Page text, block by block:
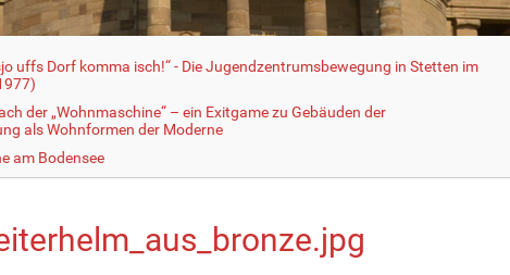
uffs Dorf komma isch!“ - Die Jugendzentrumsbewegung in Stetten im
der „Wohnmaschine“ – ein Exitgame zu Gebäuden der
als Wohnformen der Moderne
am Bodensee